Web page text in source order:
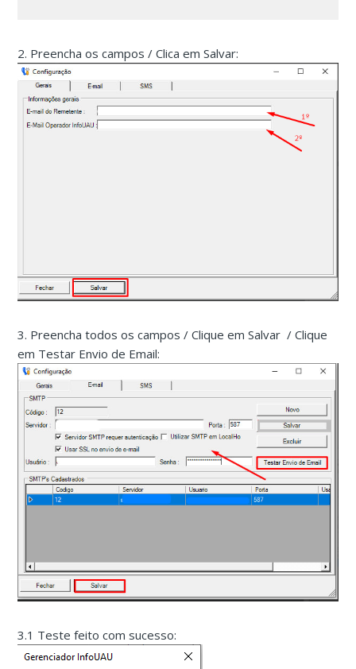
2. Preencha os campos / Clica em Salvar:
3. Preencha todos os campos / Clique em Salvar / Clique
em Testar Envio de Email:
3.1 Teste feito com sucesso: